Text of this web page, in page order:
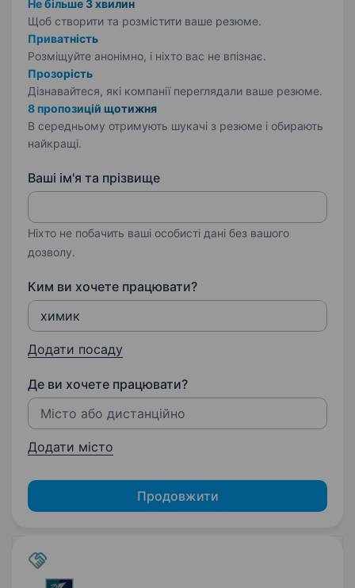
Не більше 3 хвилин
Щоб створити та розмістити ваше резюме.
Приватність
Розміщуйте анонімно, і ніхто вас не впізнає.
Прозорість
Дізнавайтеся, які компанії переглядали ваше резюме.
8 пропозицій щотижня
В середньому отримують шукачі з резюме і обирають
найкращі.
Ваші ім'я та прізвище
Ніхто не побачить ваші особисті дані без вашого
дозволу.
Ким ви хочете працювати?
Додати посаду
Де ви хочете працювати?
Додати місто
Продовжити